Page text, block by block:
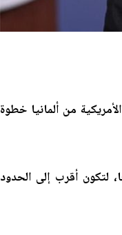
من ألمانيا خطوة
أقرب إلى الحدود